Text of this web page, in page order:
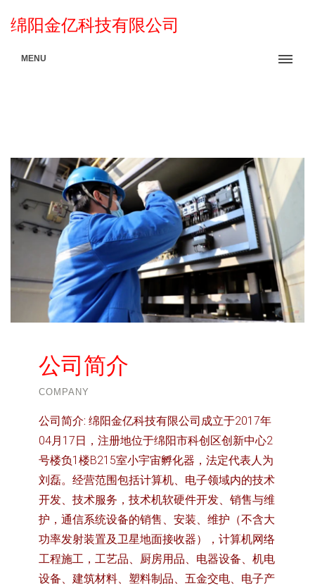
绵阳金亿科技有限公司
MENU
公司简介
COMPANY
公司简介: 绵阳金亿科技有限公司成立于2017年
04月17日，注册地位于绵阳市科创区创新中心2
号楼负1楼B215室小宇宙孵化器，法定代表人为
刘磊。经营范围包括计算机、电子领域内的技术
开发、技术服务，技术机软硬件开发、销售与维
护，通信系统设备的销售、安装、维护（不含大
功率发射装置及卫星地面接收器），计算机网络
工程施工，工艺品、厨房用品、电器设备、机电
设备、建筑材料、塑料制品、五金交电、电子产